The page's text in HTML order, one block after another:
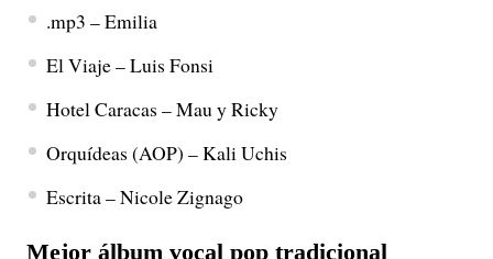
.mp3 – Emilia
El Viaje – Luis Fonsi
Hotel Caracas – Mau y Ricky
Orquídeas (AOP) – Kali Uchis
Escrita – Nicole Zignago
Mejor álbum vocal pop tradicional